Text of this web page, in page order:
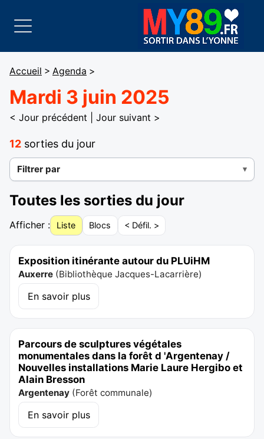
Accueil > Agenda >
Mardi 3 juin 2025
< Jour précédent Jour suivant >
12 sorties du jour
Filtrer par
Toutes les sorties du jour
Afficher : Liste Blocs < Défil. >
Exposition itinérante autour du PLUiHM
Auxerre (Bibliothèque Jacques-Lacarrière)
En savoir plus
Parcours de sculptures végétales
monumentales dans la forêt d 'Argentenay /
Nouvelles installations Marie Laure Hergibo et
Alain Bresson
Argentenay (Forêt communale)
En savoir plus